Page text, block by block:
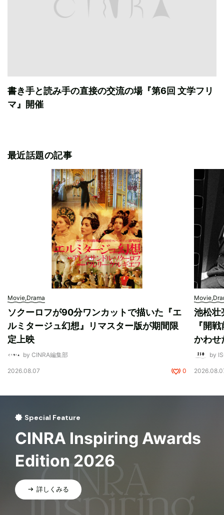
書き手と読み手の直接の交流の場『第6回 文学フリ
マ』開催
最近話題の記事
Movie,Drama
ソクーロフが90分ワンカットで描いた『エ
ルミタージュ幻想』リマスター版が期間限
定上映
by CINRA編集部
2026.08.07 0
池松壮
『開
かわせ
by
Special Feature
CINRA Inspiring Awards
Edition 2026
詳しくみる